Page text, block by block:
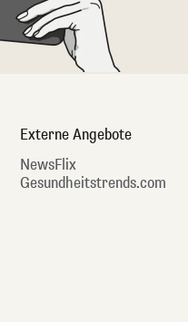
Externe Angebote
NewsFlix
Gesundheitstrends.com